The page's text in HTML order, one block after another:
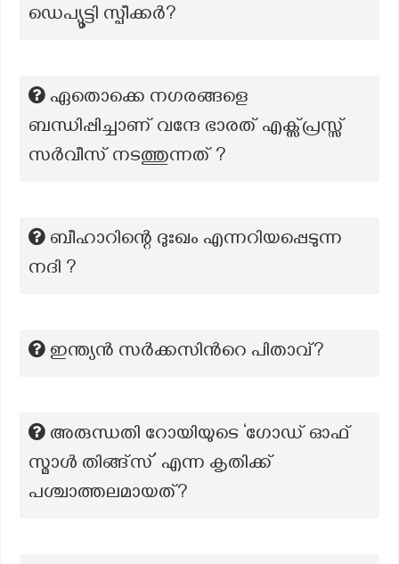
ഡെപ്യൂട്ടി സ്പീക്കര്‍?
ഏതൊക്കെ നഗരങ്ങളെ
ബന്ധിപ്പിച്ചാണ് വന്ദേ ഭാരത് എക്സ്പ്രസ്സ്
സർവീസ് നടത്തുന്നത് ?
ബീഹാറിന്റെ ദുഃഖം എന്നറിയപ്പെടുന്ന
നദി ?
ഇന്ത്യന്‍ സര്‍ക്കസിന്‍റെ പിതാവ്?
അരുന്ധതി റോയിയുടെ ‘ഗോഡ് ഓഫ്
സ്മാള്‍ തിങ്ങ്സ്’ എന്ന കൃതിക്ക്
പശ്ചാത്തലമായത്?